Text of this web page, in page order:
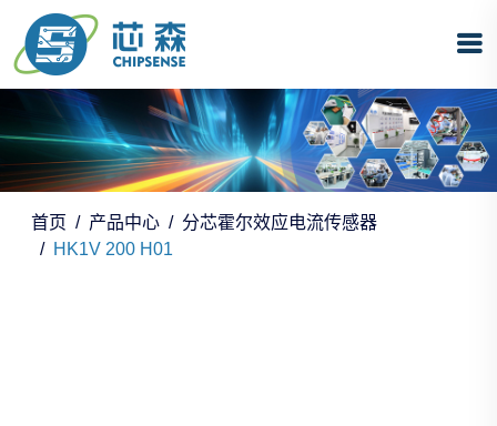
首页 产品中心
分芯霍尔效应电流传感器
HK1V 200 H01